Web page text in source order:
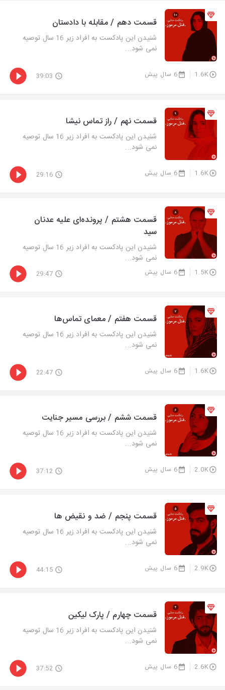
قسمت دهم / مقابله با دادستان
شنیدن این پادکست به افراد زیر 16 سال توصیه
نمی شود...
1.6K 6 سال پیش 39:03
قسمت نهم / راز تماس نیشا
شنیدن این پادکست به افراد زیر 16 سال توصیه
نمی شود...
1.6K 6 سال پیش 29:16
قسمت هشتم / پرونده‌ای علیه عدنان
سید
شنیدن این پادکست به افراد زیر 16 سال توصیه
نمی شود...
1.5K 6 سال پیش 29:47
قسمت هفتم / معمای تماس‌ها
شنیدن این پادکست به افراد زیر 16 سال توصیه
نمی شود...
1.6K 6 سال پیش 22:47
قسمت ششم / بررسی مسیر جنایت
شنیدن این پادکست به افراد زیر 16 سال توصیه
نمی شود...
2.0K 6 سال پیش 37:12
قسمت پنجم / ضد و نقیض ها
شنیدن این پادکست به افراد زیر 16 سال توصیه
نمی شود...
2.9K 6 سال پیش 44:15
قسمت چهارم / پارک لیکین
شنیدن این پادکست به افراد زیر 16 سال توصیه
نمی شود...
2.6K 6 سال پیش 37:52